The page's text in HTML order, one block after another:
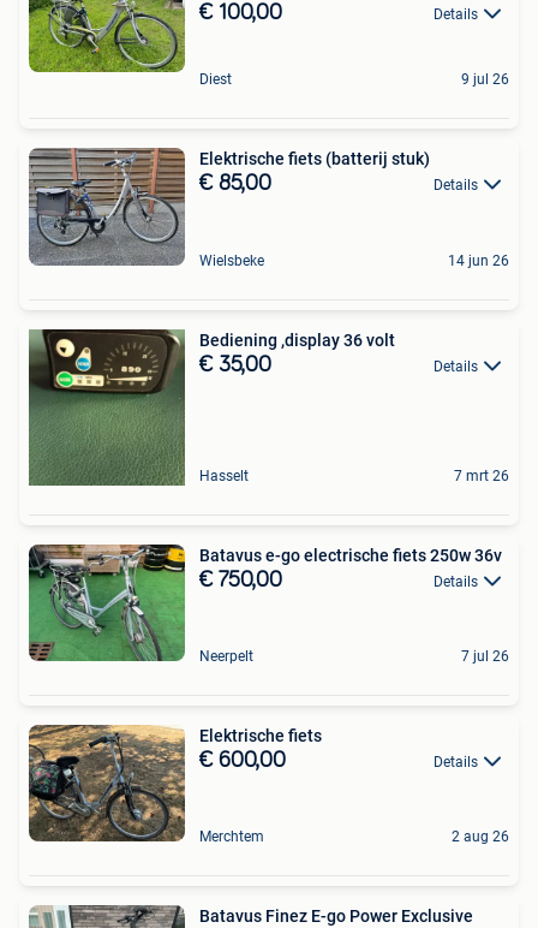
€ 100,00 Details
Diest 9 jul 26
Elektrische fiets (batterij stuk)
€ 85,00 Details
Wielsbeke 14 jun 26
Bediening ,display 36 volt
€ 35,00 Details
Hasselt 7 mrt 26
Batavus e-go electrische fiets 250w 36v
€ 750,00 Details
Neerpelt 7 jul 26
Elektrische fiets
€ 600,00 Details
Merchtem 2 aug 26
Batavus Finez E-go Power Exclusive